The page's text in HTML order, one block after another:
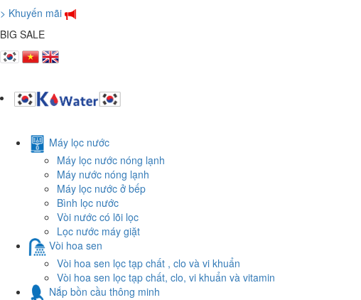
> Khuyến mãi
BIG SALE
Máy lọc nước
Máy lọc nước nóng lạnh
Máy nước nóng lạnh
Máy lọc nước ở bếp
Bình lọc nước
Vòi nước có lõi lọc
Lọc nước máy giặt
Vòi hoa sen
Vòi hoa sen lọc tạp chất , clo và vi khuẩn
Vòi hoa sen lọc tạp chất, clo, vi khuẩn và vitamin
Nắp bồn cầu thông minh